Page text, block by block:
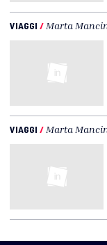
VIAGGI / Marta
VIAGGI / Marta